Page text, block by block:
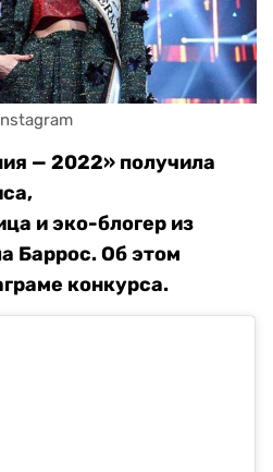
— 2022» получила
и эко-блогер из
Баррос. Об этом
конкурса.